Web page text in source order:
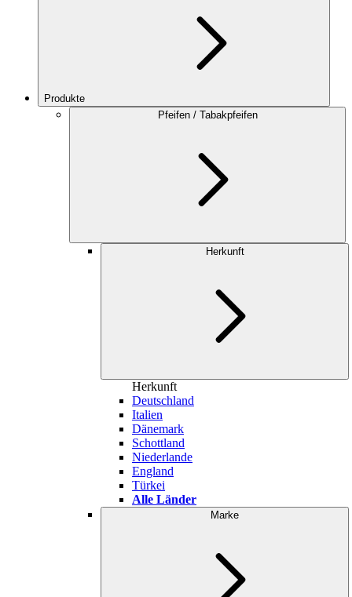
Produkte
Pfeifen / Tabakpfeifen
Herkunft
Herkunft
Deutschland
Italien
Dänemark
Schottland
Niederlande
England
Türkei
Alle Länder
Marke